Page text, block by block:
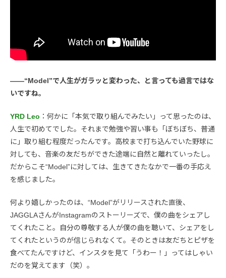
――“Model”で人生がガラッと変わった、と言っても過言ではな
いですね。
YRD Leo ：何かに「本気で取り組んでみたい」って思ったのは、
人生で初めてでした。それまで勉強や習い事も「ぼちぼち、普通
に」取り組む程度だったんです。高校まで打ち込んでいた野球に
対しても、音楽の友だちができた途端に自然と離れていったし。
だからこそ“Model”に対しては、生きてきたなかで一番の手応え
を感じました。
何より嬉しかったのは、“Model”がリリースされた直後、
JAGGLAさんがInstagramのストーリーズで、僕の曲をシェアし
てくれたこと。自分の尊敬する人が僕の曲を聴いて、シェアをし
てくれたというのが信じられなくて。そのときは友だちとピザを
食べてたんですけど、インスタを見て「うわー！」ってはしゃい
だのを覚えてます（笑）。